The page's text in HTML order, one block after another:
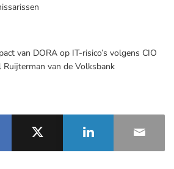
van DORA op IT-risico’s volgens CIO
Ruijterman van de Volksbank